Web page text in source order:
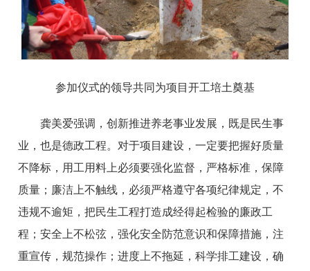
参加仪式的领导共同为项目开工培土奠基
龚美爱强调，创新推进养老事业发展，既是民生事
业，也是德政工程。对于项目建设，一定要把握好质量
不降标，用工用料上必须要强化监督，严格标准，保障
质量；廉洁上不触线，必须严格遵守各项纪律规定，不
违规不逾矩，把民生工程打造成经得起检验的廉政工
程；安全上不松弦，强化安全防范意识和保障措施，注
重宣传，规范操作；进度上不拖延，科学排工建设，确